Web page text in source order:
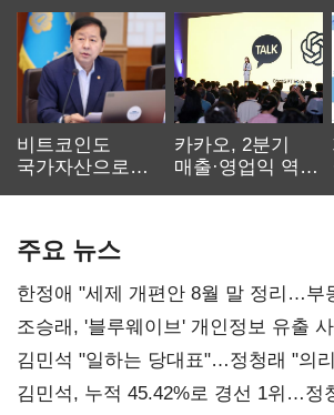
비트코인도
국가자산으로…'
카카오, 2분기
매출·영업익 역대
주요 뉴스
한정애 "세제 개편안 8월 말 정리…부
조승래, '블루웨이브' 개인정보 유출
통감"
김민석 "일하는 당대표"…정청래 "의
김민석, 누적 45.42%로 경선 1위…정